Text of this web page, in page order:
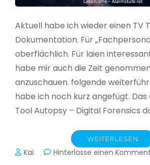
Aktuell habe ich wieder einen TV
Dokumentation. Für
oberflächlich. Für laien
habe mir auch die Zeit
anzuschauen. folgende
habe ich noch kurz angefügt.
Tool Autopsy – Digital Forensics
WEITERLESEN
Kai Hinterlasse einen